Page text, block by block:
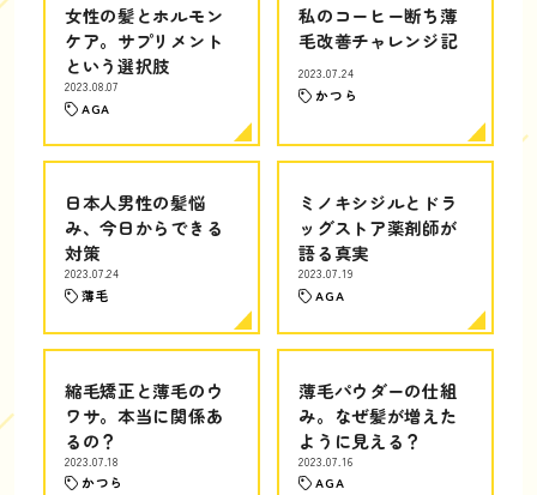
女性の髪とホルモン
ケア。サプリメント
という選択肢
2023.08.07
AGA
私のコーヒー断ち薄
毛改善チャレンジ記
2023.07.24
かつら
日本人男性の髪悩
み、今日からできる
対策
2023.07.24
薄毛
ミノキシジルとドラ
ッグストア薬剤師が
語る真実
2023.07.19
AGA
縮毛矯正と薄毛のウ
ワサ。本当に関係あ
るの？
2023.07.18
かつら
薄毛パウダーの仕組
み。なぜ髪が増えた
ように見える？
2023.07.16
AGA